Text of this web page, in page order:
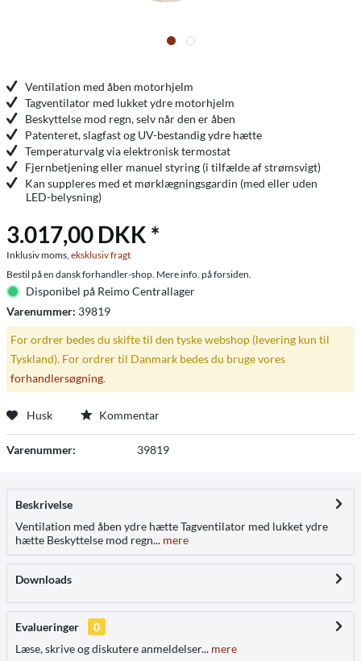
Ventilation med åben motorhjelm
Tagventilator med lukket ydre motorhjelm
Beskyttelse mod regn, selv når den er åben
Patenteret, slagfast og UV-bestandig ydre hætte
Temperaturvalg via elektronisk termostat
Fjernbetjening eller manuel styring (i tilfælde af strømsvigt)
Kan suppleres med et mørklægningsgardin (med eller uden
LED-belysning)
3.017,00 DKK *
Inklusiv moms, eksklusiv fragt
Bestil på en dansk forhandler-shop. Mere info. på forsiden.
Disponibel på Reimo Centrallager
Varenummer: 39819
For ordrer bedes du skifte til den tyske webshop (levering kun til
Tyskland). For ordrer til Danmark bedes du bruge vores
forhandlersøgning.
Husk Kommentar
Varenummer: 39819
Beskrivelse
Ventilation med åben ydre hætte Tagventilator med lukket ydre
hætte Beskyttelse mod regn... mere
Downloads
Evalueringer
0
Læse, skrive og diskutere anmeldelser... mere